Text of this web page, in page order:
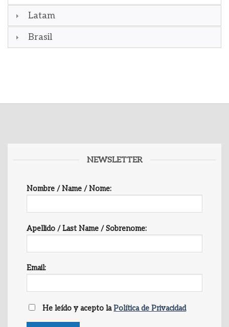
Latam
Brasil
NEWSLETTER
Nombre / Name / Nome:
Apellido / Last Name / Sobrenome:
Email:
He leído y acepto laPolítica de Privacidad